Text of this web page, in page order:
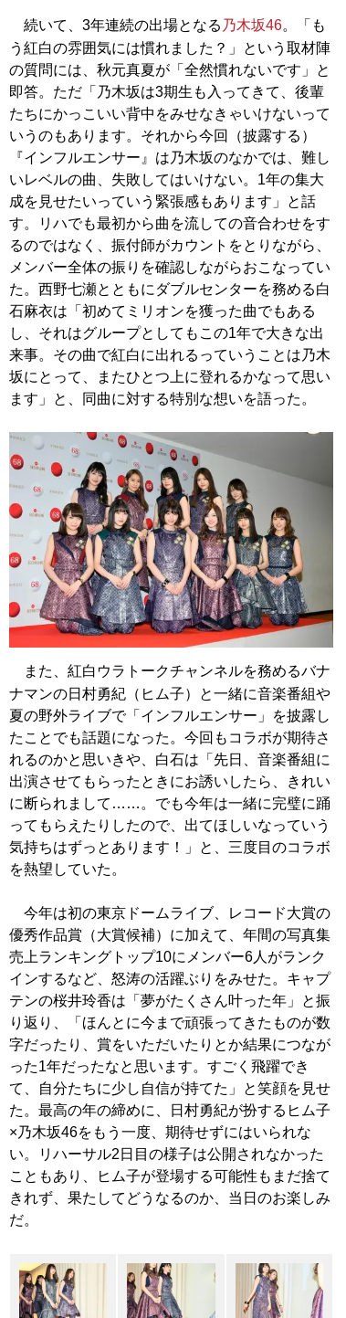
続いて、3年連続の出場となる 乃木坂46。「も
う紅白の雰囲気には慣れました？」という取材陣
の質問には、秋元真夏が「全然慣れないです」と
即答。ただ「乃木坂は3期生も入ってきて、後輩
たちにかっこいい背中をみせなきゃいけないって
いうのもあります。それから今回（披露する）
『インフルエンサー』は乃木坂のなかでは、難し
いレベルの曲、失敗してはいけない。1年の集大
成を見せたいっていう緊張感もあります」と話
す。リハでも最初から曲を流しての音合わせをす
るのではなく、振付師がカウントをとりながら、
メンバー全体の振りを確認しながらおこなってい
た。西野七瀬とともにダブルセンターを務める白
石麻衣は「初めてミリオンを獲った曲でもある
し、それはグループとしてもこの1年で大きな出
来事。その曲で紅白に出れるっていうことは乃木
坂にとって、またひとつ上に登れるかなって思い
ます」と、同曲に対する特別な想いを語った。
また、紅白ウラトークチャンネルを務めるバナ
ナマンの日村勇紀（ヒム子）と一緒に音楽番組や
夏の野外ライブで「インフルエンサー」を披露し
たことでも話題になった。今回もコラボが期待さ
れるのかと思いきや、白石は「先日、音楽番組に
出演させてもらったときにお誘いしたら、きれい
に断られまして……。でも今年は一緒に完璧に踊
ってもらえたりしたので、出てほしいなっていう
気持ちはずっとあります！」と、三度目のコラボ
を熱望していた。
今年は初の東京ドームライブ、レコード大賞の
優秀作品賞（大賞候補）に加えて、年間の写真集
売上ランキングトップ10にメンバー6人がランク
インするなど、怒涛の活躍ぶりをみせた。キャプ
テンの桜井玲香は「夢がたくさん叶った年」と振
り返り、「ほんとに今まで頑張ってきたものが数
字だったり、賞をいただいたりとか結果につなが
った1年だったなと思います。すごく飛躍でき
て、自分たちに少し自信が持てた」と笑顔を見せ
た。最高の年の締めに、日村勇紀が扮するヒム子
×乃木坂46をもう一度、期待せずにはいられな
い。リハーサル2日目の様子は公開されなかった
こともあり、ヒム子が登場する可能性もまだ捨て
きれず、果たしてどうなるのか、当日のお楽しみ
だ。